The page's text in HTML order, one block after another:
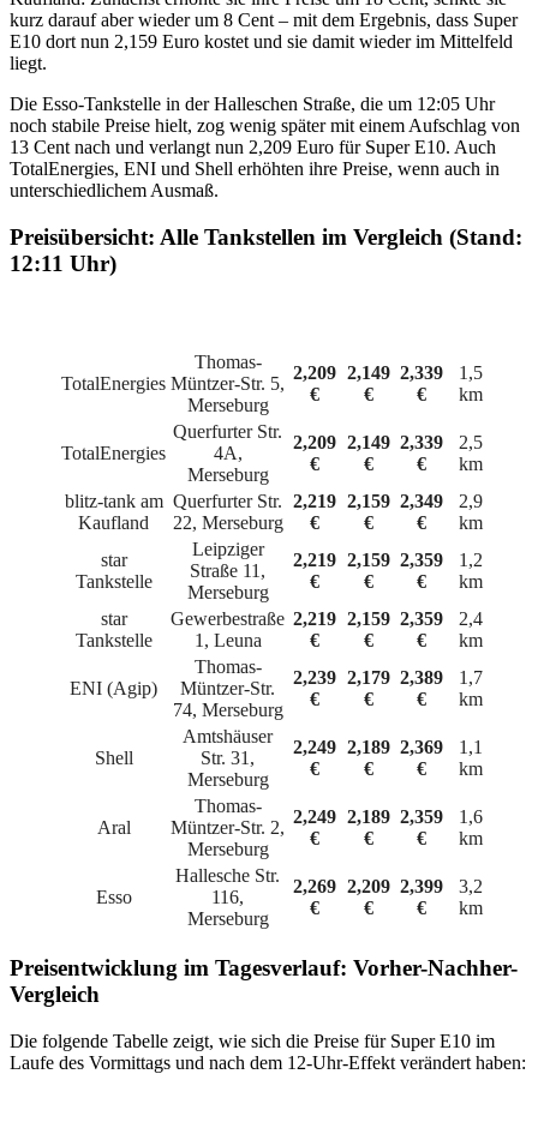
kurz darauf aber wieder um 8 Cent – mit dem Ergebnis, dass Super
E10 dort nun 2,159 Euro kostet und sie damit wieder im Mittelfeld
liegt.
Die Esso-Tankstelle in der Halleschen Straße, die um 12:05 Uhr
noch stabile Preise hielt, zog wenig später mit einem Aufschlag von
13 Cent nach und verlangt nun 2,209 Euro für Super E10. Auch
TotalEnergies, ENI und Shell erhöhten ihre Preise, wenn auch in
unterschiedlichem Ausmaß.
Preisübersicht: Alle Tankstellen im Vergleich (Stand:
12:11 Uhr)
TotalEnergies
Thomas-
Müntzer-Str. 5,
Merseburg
2,209
€
2,149
€
2,339
€
1,5
km
TotalEnergies
Querfurter Str.
4A,
Merseburg
2,209
€
2,149
€
2,339
€
2,5
km
blitz-tank am
Kaufland
Querfurter Str.
22, Merseburg
2,219
€
2,159
€
2,349
€
2,9
km
star
Tankstelle
Leipziger
Straße 11,
Merseburg
2,219
€
2,159
€
2,359
€
1,2
km
star
Tankstelle
Gewerbestraße
1, Leuna
2,219
€
2,159
€
2,359
€
2,4
km
ENI (Agip)
Thomas-
Müntzer-Str.
74, Merseburg
2,239
€
2,179
€
2,389
€
1,7
km
Shell
Amtshäuser
Str. 31,
Merseburg
2,249
€
2,189
€
2,369
€
1,1
km
Aral
Thomas-
Müntzer-Str. 2,
Merseburg
2,249
€
2,189
€
2,359
€
1,6
km
Esso
Hallesche Str.
116,
Merseburg
2,269
€
2,209
€
2,399
€
3,2
km
Preisentwicklung im Tagesverlauf: Vorher-Nachher-
Vergleich
Die folgende Tabelle zeigt, wie sich die Preise für Super E10 im
Laufe des Vormittags und nach dem 12-Uhr-Effekt verändert haben: